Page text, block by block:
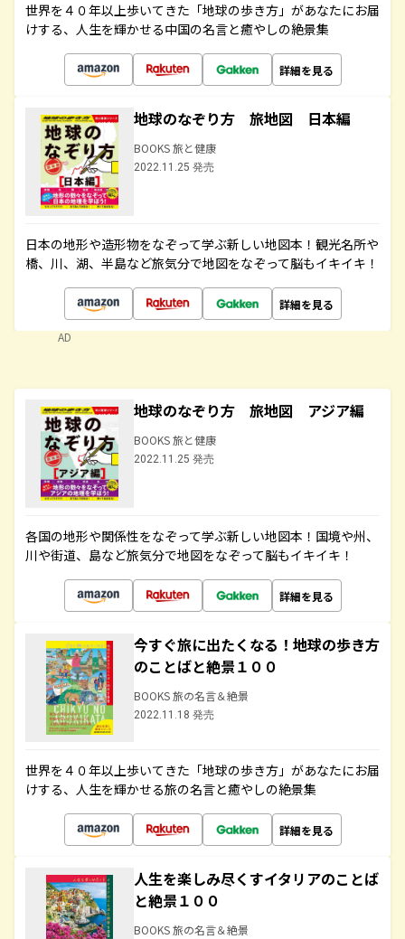
世界を４０年以上歩いてきた「地球の歩き方」があなたにお届
けする、人生を輝かせる中国の名言と癒やしの絶景集
詳細を見る
地球のなぞり方 旅地図 日本編
BOOKS 旅と健康
2022.11.25 発売
日本の地形や造形物をなぞって学ぶ新しい地図本！観光名所や
橋、川、湖、半島など旅気分で地図をなぞって脳もイキイキ！
詳細を見る
AD
地球のなぞり方 旅地図 アジア編
BOOKS 旅と健康
2022.11.25 発売
各国の地形や関係性をなぞって学ぶ新しい地図本！国境や州、
川や街道、島など旅気分で地図をなぞって脳もイキイキ！
詳細を見る
今すぐ旅に出たくなる！地球の歩き方
のことばと絶景１００
BOOKS 旅の名言＆絶景
2022.11.18 発売
世界を４０年以上歩いてきた「地球の歩き方」があなたにお届
けする、人生を輝かせる旅の名言と癒やしの絶景集
詳細を見る
人生を楽しみ尽くすイタリアのことば
と絶景１００
BOOKS 旅の名言＆絶景